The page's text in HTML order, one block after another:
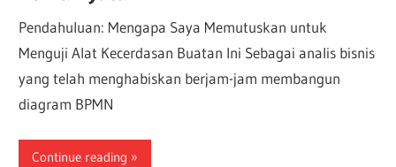
Pendahuluan: Mengapa Saya Memutuskan untuk
Menguji Alat Kecerdasan Buatan Ini Sebagai analis bisnis
yang telah menghabiskan berjam-jam membangun
diagram BPMN
Continue reading